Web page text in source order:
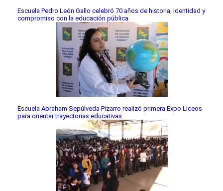
Escuela Pedro León Gallo celebró 70 años de historia, identidad y
compromiso con la educación pública
Escuela Abraham Sepúlveda Pizarro realizó primera Expo Liceos
para orientar trayectorias educativas